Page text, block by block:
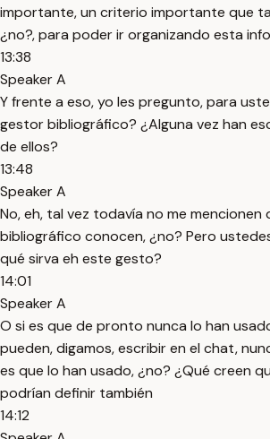
importante, un criterio importante que
¿no?, para poder ir organizando esta
13:38
Speaker A
Y frente a eso, yo les pregunto, para
gestor bibliográfico? ¿Alguna vez han
de ellos?
13:48
Speaker A
No, eh, tal vez todavía no me mencionen
bibliográfico conocen, ¿no? Pero
qué sirva eh este gesto?
14:01
Speaker A
O si es que de pronto nunca lo han
pueden, digamos, escribir en el chat,
es que lo han usado, ¿no? ¿Qué creen
podrían definir también
14:12